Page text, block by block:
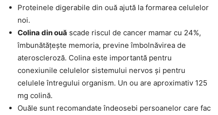
Proteinele digerabile din ouă ajută la formarea celulelor
noi.
Colina din ouă scade riscul de cancer mamar cu 24%,
îmbunătățește memoria, previne îmbolnăvirea de
ateroscleroză. Colina este importantă pentru
conexiunile celulelor sistemului nervos și pentru
celulele întregului organism. Un ou are aproximativ 125
mg colină.
Ouăle sunt recomandate îndeosebi persoanelor care fac